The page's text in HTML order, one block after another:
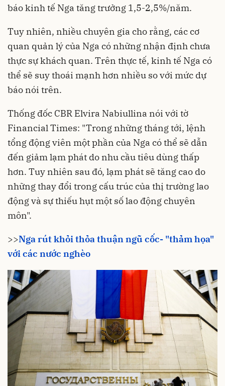
báo kinh tế Nga tăng trưởng 1,5-2,5%/năm.
Tuy nhiên, nhiều chuyên gia cho rằng, các cơ
quan quản lý của Nga có những nhận định chưa
thực sự khách quan. Trên thực tế, kinh tế Nga có
thể sẽ suy thoái mạnh hơn nhiều so với mức dự
báo nói trên.
Thống đốc CBR Elvira Nabiullina nói với tờ
Financial Times: "Trong những tháng tới, lệnh
tổng động viên một phần của Nga có thể sẽ dẫn
đến giảm lạm phát do nhu cầu tiêu dùng thấp
hơn. Tuy nhiên sau đó, lạm phát sẽ tăng cao do
những thay đổi trong cấu trúc của thị trường lao
động và sự thiếu hụt một số lao động chuyên
môn".
>>Nga rút khỏi thỏa thuận ngũ cốc- "thảm họa"
với các nước nghèo